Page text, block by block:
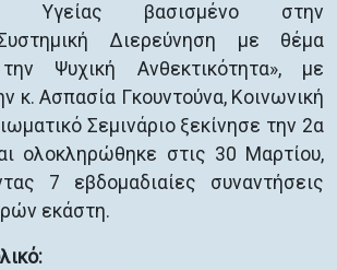
Υγείας βασισμένο στην
Διερεύνηση με θέμα
την Ψυχική Ανθεκτικότητα», με
κ. Ασπασία Γκουντούνα, Κοινωνική
Σεμινάριο ξεκίνησε την 2α
ολοκληρώθηκε στις 30 Μαρτίου,
7 εβδομαδιαίες συναντήσεις
εκάστη.